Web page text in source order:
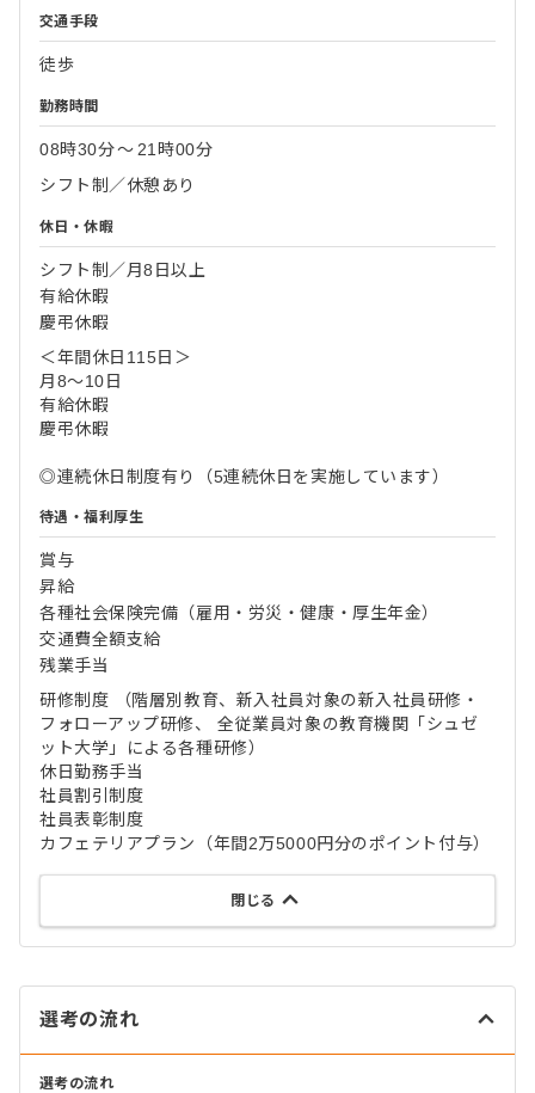
交通手段
徒歩
勤務時間
08時30分〜 21時00分
シフト制／休憩あり
休日・休暇
シフト制／月8日以上
有給休暇
慶弔休暇
＜年間休日115日＞
月8～10日
有給休暇
慶弔休暇
◎連続休日制度有り（5連続休日を実施しています）
待遇・福利厚生
賞与
昇給
各種社会保険完備（雇用・労災・健康・厚生年金）
交通費全額支給
残業手当
研修制度 （階層別教育、新入社員対象の新入社員研修・
フォローアップ研修、 全従業員対象の教育機関「シュゼ
ット大学」による各種研修）
休日勤務手当
社員割引制度
社員表彰制度
カフェテリアプラン（年間2万5000円分のポイント付与）
閉じる
選考の流れ
選考の流れ